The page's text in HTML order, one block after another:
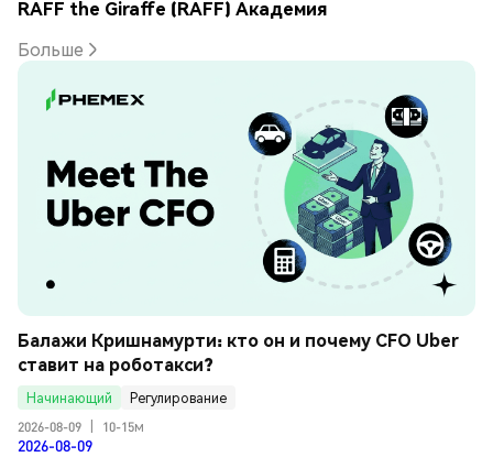
RAFF the Giraffe (RAFF) Академия
Больше
Балажи Кришнамурти: кто он и почему CFO Uber
ставит на роботакси?
Начинающий
Регулирование
2026-08-09
10-15м
2026-08-09